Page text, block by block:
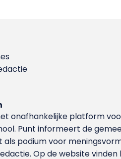
onafhankelijke platform
Punt informeert de
als podium voor
Op de website